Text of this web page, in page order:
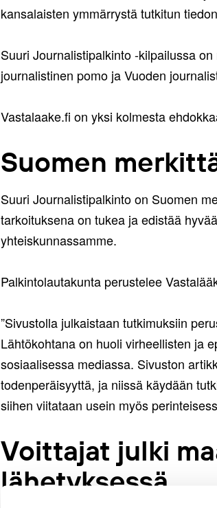
kansalaisten ymmärrystä tutkitun
Suuri Journalistipalkinto -kilpailussa
journalistinen pomo ja Vuoden
Vastalaake.fi on yksi kolmesta
Suomen
Suuri Journalistipalkinto on Suomen
tarkoituksena on tukea ja edistää
yhteiskunnassamme.
Palkintolautakunta perustelee
”Sivustolla julkaistaan tutkimuksiin
Lähtökohtana on huoli virheellisten ja
sosiaalisessa mediassa. Sivuston
todenperäisyyttä, ja niissä käydään
siihen viitataan usein myös
Voittajat julki
lähetyksessä